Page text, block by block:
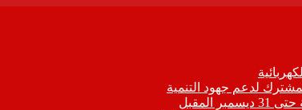
لدعم جهود التنمية